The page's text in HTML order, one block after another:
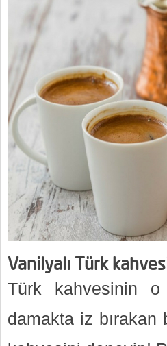
Vanilyalı Türk
Türk kahvesinin
damakta iz bırakan